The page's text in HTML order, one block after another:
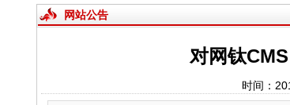
网站公告
对网钛
时间：